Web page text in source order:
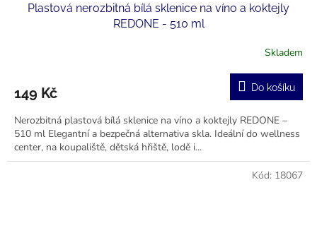
Plastová nerozbitná bílá sklenice na víno a koktejly
REDONE - 510 ml
je
z
5
hvězdiček.
Skladem
149 Kč Do košíku
Nerozbitná plastová bílá sklenice na víno a koktejly REDONE –
510 ml Elegantní a bezpečná alternativa skla. Ideální do wellness
center, na koupaliště, dětská hřiště, lodě i...
Kód: 18067